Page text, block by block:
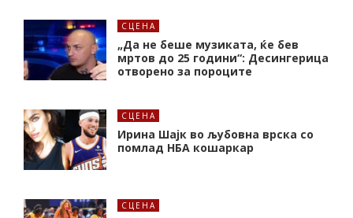
СЦЕНА
„Да не беше музиката, ќе бев
мртов до 25 години“: Десингерица
отворено за пороците
СЦЕНА
Ирина Шајк во љубовна врска со
помлад НБА кошаркар
СЦЕНА